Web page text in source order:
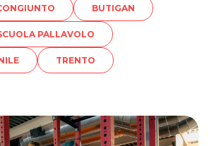
BUTIGAN
PALLAVOLO
TRENTO